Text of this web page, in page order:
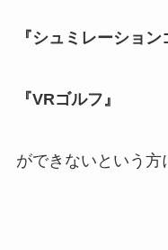
『シュミレーション
『VRゴルフ』
ができないという方